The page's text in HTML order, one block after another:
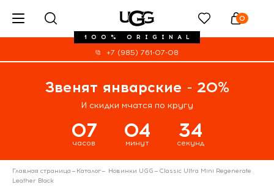
100% ORIGINAL
0
+7 (985) 761-07-08
Звенят январские - 20%
И скидки мчатся по кругу
07
часов
04
минут
33
секунд
Главная страница— Каталог— Новинки UGG— Classic Ultra Mini Regenerate
Leather Black